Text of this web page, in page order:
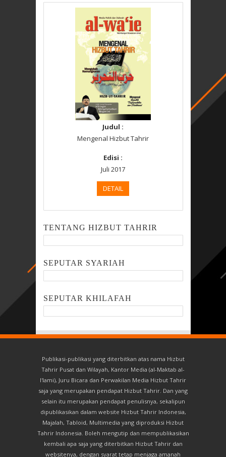
Judul :
Mengenal Hizbut Tahrir
Edisi :
Juli 2017
DETAIL
TENTANG HIZBUT TAHRIR
SEPUTAR SYARIAH
SEPUTAR KHILAFAH
Publikasi-publikasi yang diterbitkan atas nama Hizbut
Tahrir Pusat dan Wilayah, Kantor Media (al-Maktab al-
I'lami), Juru Bicara dan Perwakilan Media Hizbut Tahrir
saja yang merupakan pendapat Hizbut Tahrir. Dan yang
selain itu merupakan pendapat penulisnya, sekalipun
dipublikasikan dalam website Hizbut Tahrir Indonesia,
Majalah, Tabloid, Multimedia yang diproduksi Hizbut
Tahrir Indonesia. Boleh mengutip dan mempublikasikan
kembali apa saja yang diterbitkan Hizbut Tahrir dan
websitenya, dengan syarat tetap menjaga amanah